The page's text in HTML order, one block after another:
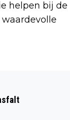
helpen bij de